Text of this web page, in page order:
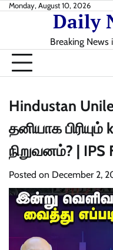
SkipMonday, August 10, 2026
Daily
Breaking
Hindustan
தனியாக
நிறுவனம்? | IPS
Posted on December 2,